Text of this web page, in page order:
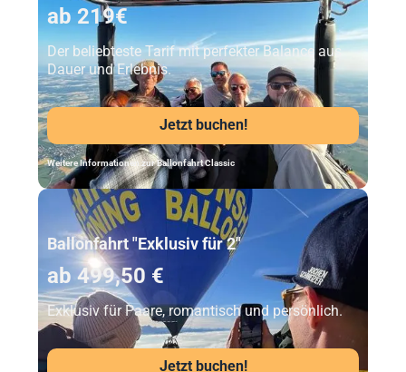
ab 219€
Der beliebteste Tarif mit perfekter Balance aus
Dauer und Erlebnis.
Jetzt buchen!
Weitere Informationen zur Ballonfahrt Classic
Unser Beststeller
Ballonfahrt "Exklusiv für 2"
ab 499,50 €
Exklusiv für Paare, romantisch und persönlich.
Jetzt buchen!